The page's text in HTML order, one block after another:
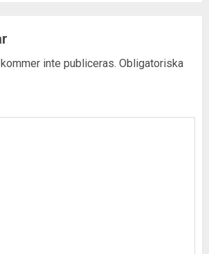
inte publiceras. Obligatoriska